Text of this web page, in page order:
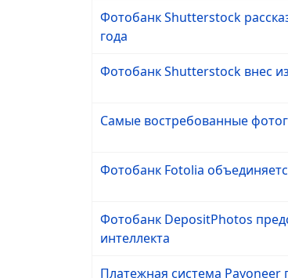
Фотобанк Shutterstock
года
Фотобанк Shutterstock внес
Самые востребованные
Фотобанк Fotolia
Фотобанк DepositPhotos
интеллекта
Платежная система